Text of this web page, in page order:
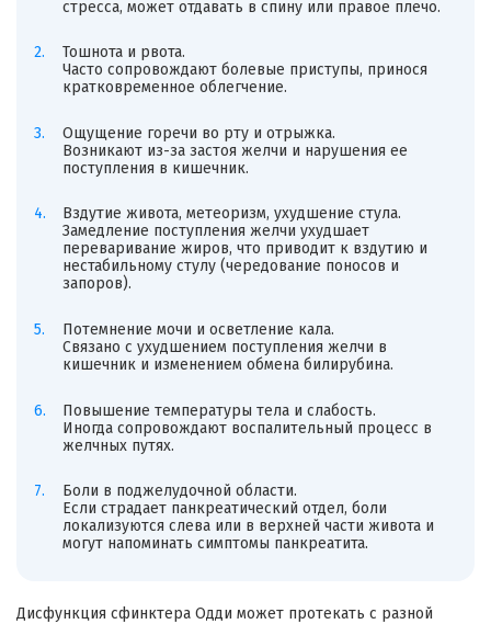
стресса, может отдавать в спину или правое плечо.
Тошнота и рвота.
Часто сопровождают болевые приступы, принося
кратковременное облегчение.
Ощущение горечи во рту и отрыжка.
Возникают из-за застоя желчи и нарушения ее
поступления в кишечник.
Вздутие живота, метеоризм, ухудшение стула.
Замедление поступления желчи ухудшает
переваривание жиров, что приводит к вздутию и
нестабильному стулу (чередование поносов и
запоров).
Потемнение мочи и осветление кала.
Связано с ухудшением поступления желчи в
кишечник и изменением обмена билирубина.
Повышение температуры тела и слабость.
Иногда сопровождают воспалительный процесс в
желчных путях.
Боли в поджелудочной области.
Если страдает панкреатический отдел, боли
локализуются слева или в верхней части живота и
могут напоминать симптомы панкреатита.
Дисфункция сфинктера Одди может протекать с разной